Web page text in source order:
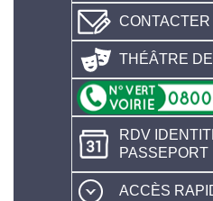
CONTACTER
THÉÂTRE
RDV
PASSEPORT
ACCÈS